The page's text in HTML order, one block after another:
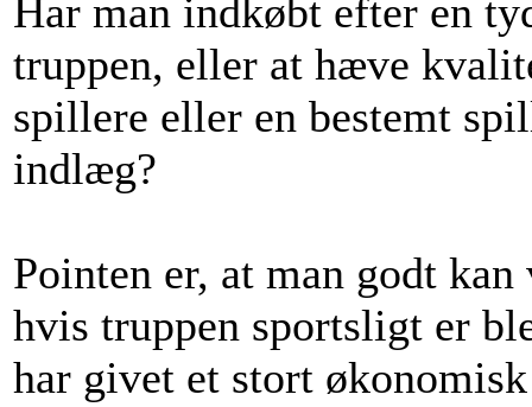
Har man indkøbt efter en
truppen, eller at hæve
spillere eller en bestemt
indlæg?
Pointen er, at man godt
hvis truppen sportsligt er
har givet et stort